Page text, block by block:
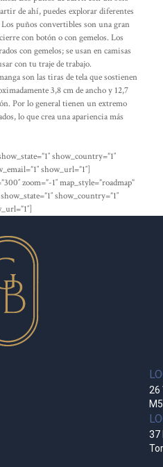
de ahí, puedes explorar diferentes
puños convertibles son una gran
con botón o con gemelos. Los
con gemelos; se usan en camisas
con tu traje de trabajo.
son las tiras de tela que sostienen
3,8 cm de ancho y 12,7
Por lo general tienen un extremo
lo que crea una apariencia más
show_country=”1″
show_url=”1″]
zoom=”-1″ map_style=”roadmap”
show_country=”1″
26
37